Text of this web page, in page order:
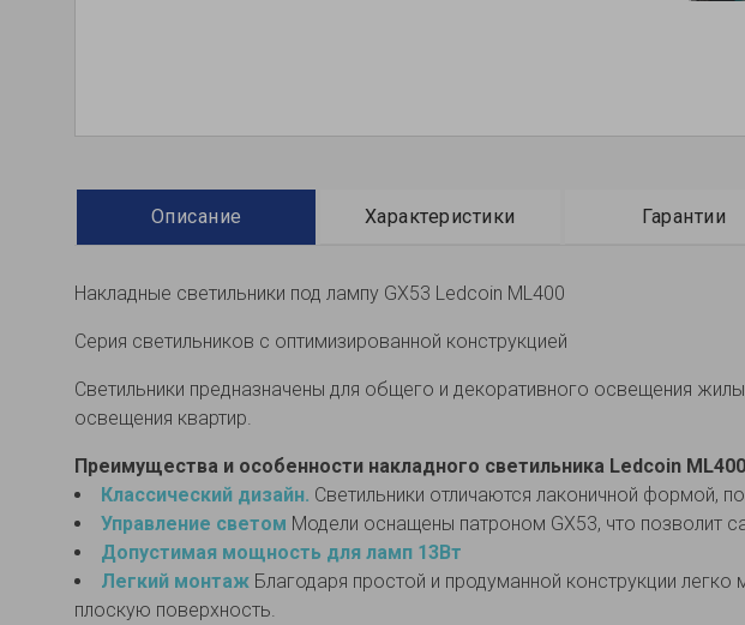
Описание Характеристики Гарантии
Накладные светильники под лампу GX53 Ledcoin ML400
Серия светильников с оптимизированной конструкцией
Светильники предназначены для общего и декоративного освещения
освещения квартир.
Преимущества и особенности накладного светильника Ledcoin
Классический дизайн. Светильники отличаются лаконичной формой,
Управление светом Модели оснащены патроном GХ53, что позволит
Допустимая мощность для ламп 13Вт
Легкий монтаж Благодаря простой и продуманной конструкции
плоскую поверхность.